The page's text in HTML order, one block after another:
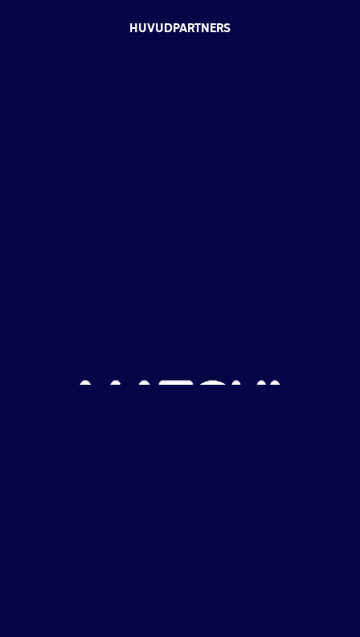
HUVUDPARTNERS